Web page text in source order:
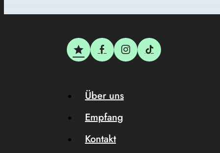
Über uns
Empfang
Kontakt